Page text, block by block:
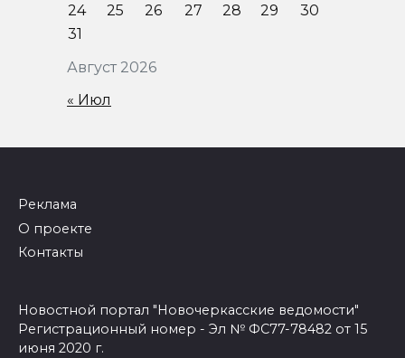
Август 2026
24
25 26 27 28 29
30
31
« Июл
Реклама
О проекте
Контакты
Новостной портал "Новочеркасские ведомости"
Регистрационный номер - Эл № ФС77-78482 от 15
июня 2020 г.